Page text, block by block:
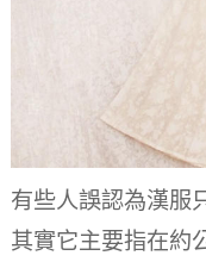
有些人誤認為漢服
其實它主要指在約